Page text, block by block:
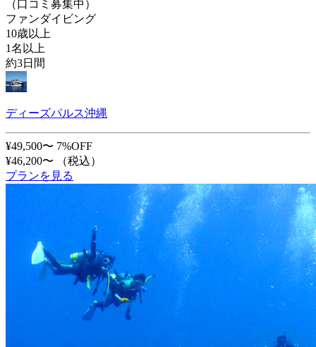
（口コミ募集中）
ファンダイビング
10歳以上
1名以上
約3日間
ディーズパルス沖縄
¥49,500〜 7%OFF
¥46,200〜
（税込）
プランを見る